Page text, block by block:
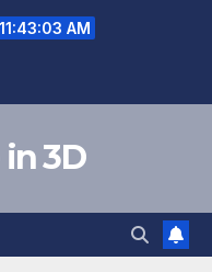
11:43:03 AM
3D